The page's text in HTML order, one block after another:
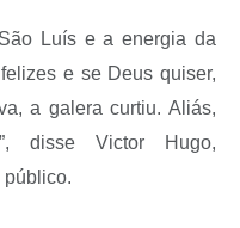
Luís e a energia da
e se Deus quiser,
a galera curtiu. Aliás,
disse Victor Hugo,
público.